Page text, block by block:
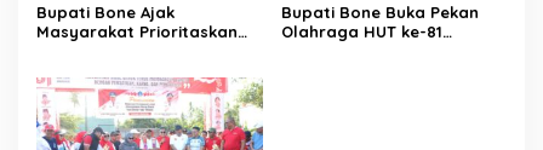
Bupati Bone Ajak
Masyarakat Prioritaskan
Bupati Bone Buka Pekan
Olahraga HUT ke-81